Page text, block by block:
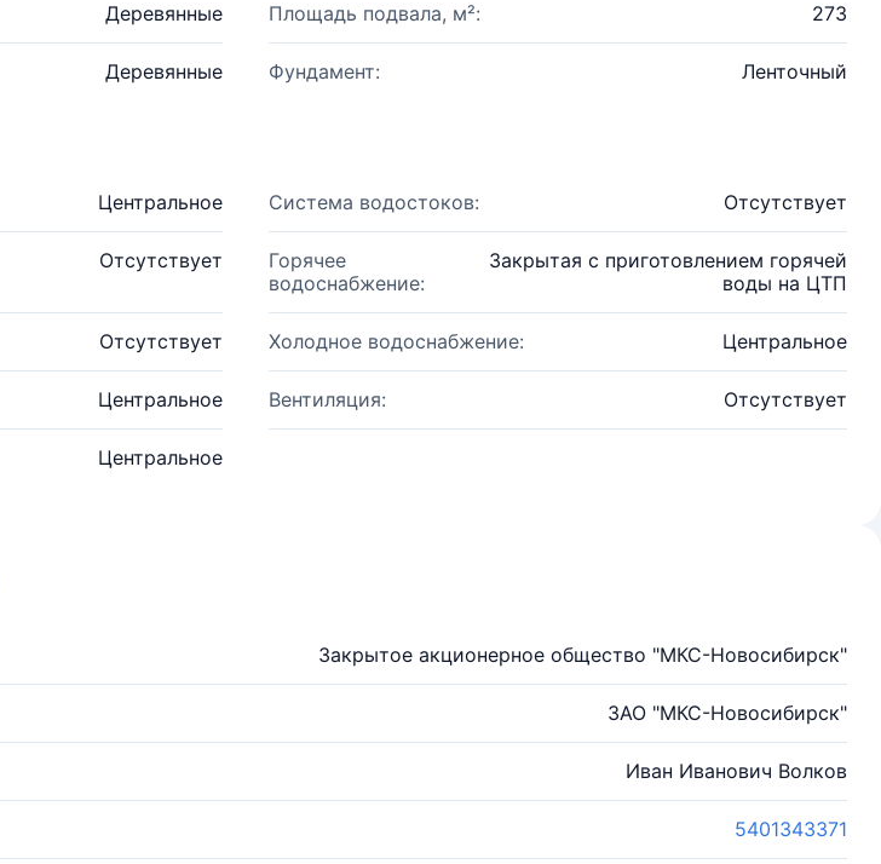
Деревянные Площадь подвала, м²: 273
Деревянные Фундамент: Ленточный
Центральное Система водостоков: Отсутствует
Отсутствует
Горячее
водоснабжение:
Закрытая с приготовлением горячей
воды на ЦТП
Отсутствует Холодное водоснабжение: Центральное
Центральное Вентиляция: Отсутствует
Центральное
Закрытое акционерное общество "МКС-Новосибирск"
ЗАО "МКС-Новосибирск"
Иван Иванович Волков
5401343371